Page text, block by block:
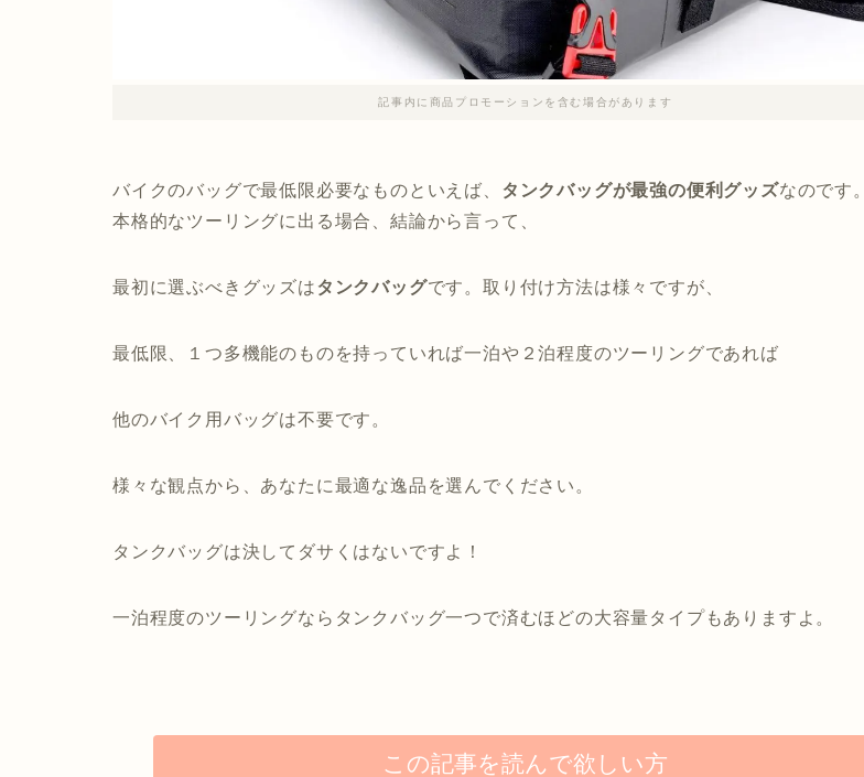
記事内に商品プロモーションを含む場合があります
バイクのバッグで最低限必要なものといえば、 タンクバッグが最強の便利グッズなのです。
本格的なツーリングに出る場合、結論から言って、
最初に選ぶべきグッズは タンクバッグです。取り付け方法は様々ですが、
最低限、１つ多機能のものを持っていれば一泊や２泊程度のツーリングであれば
他のバイク用バッグは不要です。
様々な観点から、あなたに最適な逸品を選んでください。
タンクバッグは決してダサくはないですよ！
一泊程度のツーリングならタンクバッグ一つで済むほどの大容量タイプもありますよ。
この記事を読んで欲しい方